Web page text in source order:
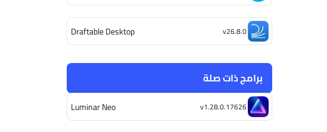
Draftable Desktop v26.8.0
برامج ذات صلة
Luminar Neo v1.28.0.17626